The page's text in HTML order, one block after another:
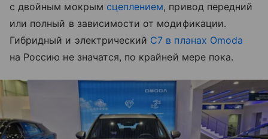
с двойным мокрым сцеплением, привод передний
или полный в зависимости от модификации.
Гибридный и электрический С7 в планах Omoda
на Россию не значатся, по крайней мере пока.